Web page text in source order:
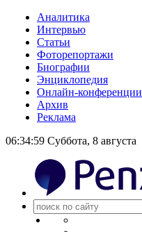
Аналитика
Интервью
Статьи
Фоторепортажи
Биографии
Энциклопедия
Онлайн-конференции
Архив
Реклама
06:35:00 Суббота, 8 августа